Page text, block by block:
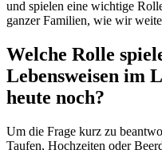
und spielen eine wichtige
ganzer Familien, wie wir
Welche Rolle
Lebensweisen im
heute noch?
Um die Frage kurz zu
Taufen, Hochzeiten oder